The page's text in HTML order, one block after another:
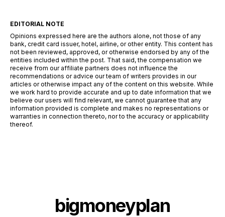
EDITORIAL NOTE
Opinions expressed here are the authors alone, not those of any
bank, credit card issuer, hotel, airline, or other entity. This content has
not been reviewed, approved, or otherwise endorsed by any of the
entities included within the post. That said, the compensation we
receive from our affiliate partners does not influence the
recommendations or advice our team of writers provides in our
articles or otherwise impact any of the content on this website. While
we work hard to provide accurate and up to date information that we
believe our users will find relevant, we cannot guarantee that any
information provided is complete and makes no representations or
warranties in connection thereto, nor to the accuracy or applicability
thereof.
bigmoneyplan